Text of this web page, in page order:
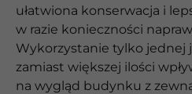
ułatwiona konserwacja i
w razie konieczności
Wykorzystanie tylko
zamiast większej ilości
na wygląd budynku z